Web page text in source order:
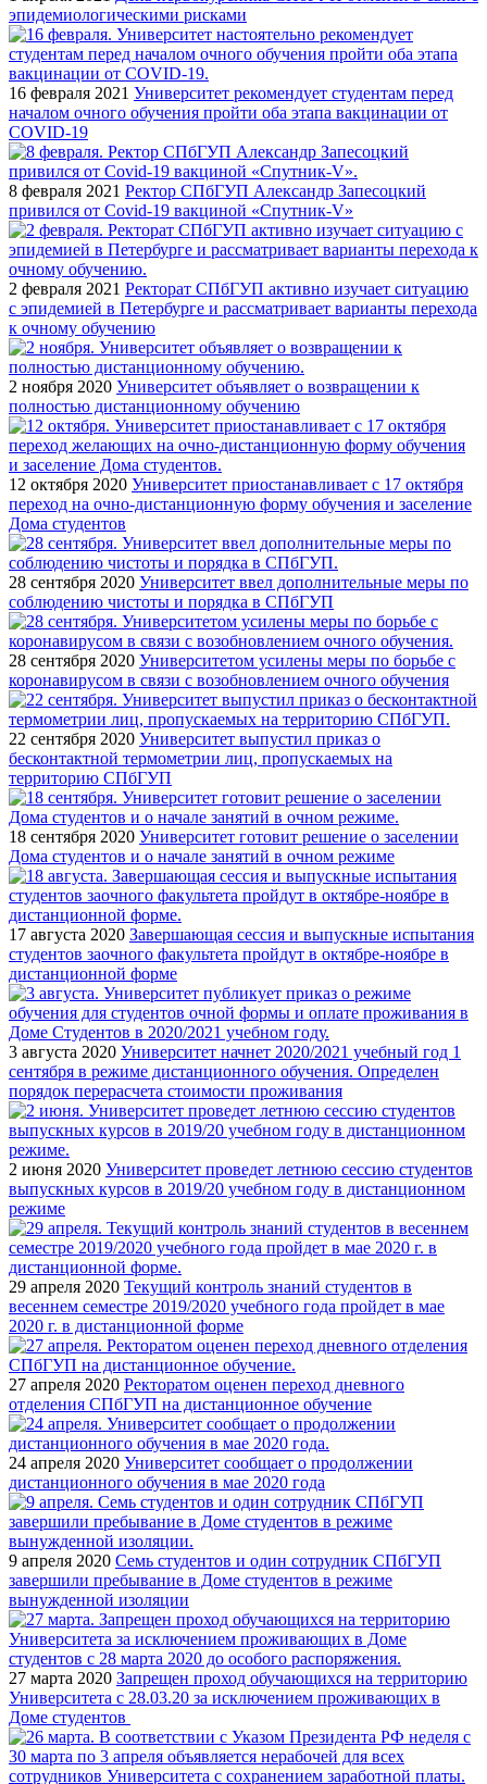
эпидемиологическими рисками
16 февраля 2021 Университет рекомендует студентам перед
началом очного обучения пройти оба этапа вакцинации от
COVID-19
8 февраля 2021 Ректор СПбГУП Александр Запесоцкий
привился от Covid-19 вакциной «Спутник-V»
2 февраля 2021 Ректорат СПбГУП активно изучает ситуацию
с эпидемией в Петербурге и рассматривает варианты перехода
к очному обучению
2 ноября 2020 Университет объявляет о возвращении к
полностью дистанционному обучению
12 октября 2020 Университет приостанавливает с 17 октября
переход на очно-дистанционную форму обучения и заселение
Дома студентов
28 сентября 2020 Университет ввел дополнительные меры по
соблюдению чистоты и порядка в СПбГУП
28 сентября 2020 Университетом усилены меры по борьбе с
коронавирусом в связи с возобновлением очного обучения
22 сентября 2020 Университет выпустил приказ о
бесконтактной термометрии лиц, пропускаемых на
территорию СПбГУП
18 сентября 2020 Университет готовит решение о заселении
Дома студентов и о начале занятий в очном режиме
17 августа 2020 Завершающая сессия и выпускные испытания
студентов заочного факультета пройдут в октябре-ноябре в
дистанционной форме
3 августа 2020 Университет начнет 2020/2021 учебный год 1
сентября в режиме дистанционного обучения. Определен
порядок перерасчета стоимости проживания
2 июня 2020 Университет проведет летнюю сессию студентов
выпускных курсов в 2019/20 учебном году в дистанционном
режиме
29 апреля 2020 Текущий контроль знаний студентов в
весеннем семестре 2019/2020 учебного года пройдет в мае
2020 г. в дистанционной форме
27 апреля 2020 Ректоратом оценен переход дневного
отделения СПбГУП на дистанционное обучение
24 апреля 2020 Университет сообщает о продолжении
дистанционного обучения в мае 2020 года
9 апреля 2020 Семь студентов и один сотрудник СПбГУП
завершили пребывание в Доме студентов в режиме
вынужденной изоляции
27 марта 2020 Запрещен проход обучающихся на территорию
Университета с 28.03.20 за исключением проживающих в
Доме студентов